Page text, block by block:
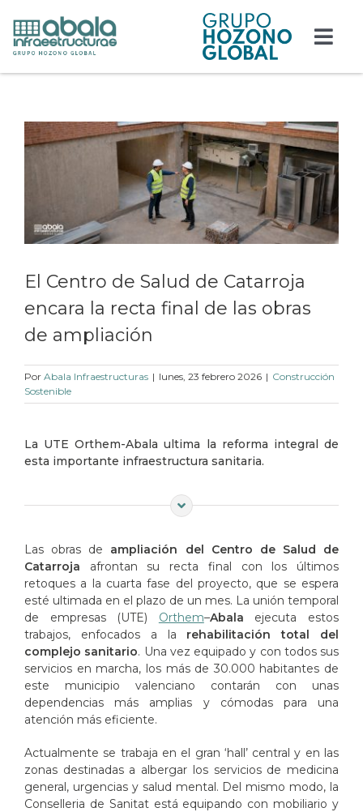
contenido
Edificación
Actualidad
Contacto
Trabaja con nosotros
Ver
imagen
El Centro de Salud de Catarroja
encara la recta final de las obras
de ampliación
Por Abala Infraestructuras | lunes, 23 febrero 2026 | Construcción
Sostenible
La UTE Orthem-Abala ultima la reforma integral de
esta importante infraestructura sanitaria.
Las obras de ampliación del Centro de Salud de
Catarroja afrontan su recta final con los últimos
retoques a la cuarta fase del proyecto, que se espera
esté ultimada en el plazo de un mes. La unión temporal
de empresas (UTE) Orthem–Abala ejecuta estos
trabajos, enfocados a la rehabilitación total del
complejo sanitario. Una vez equipado y con todos sus
servicios en marcha, los más de 30.000 habitantes de
este municipio valenciano contarán con unas
dependencias más amplias y cómodas para una
atención más eficiente.
Actualmente se trabaja en el gran ‘hall’ central y en las
zonas destinadas a albergar los servicios de medicina
general, urgencias y salud mental. Del mismo modo, la
Conselleria de Sanitat está equipando con mobiliario y